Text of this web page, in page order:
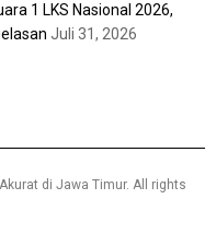
1 LKS Nasional 2026,
Juli 31, 2026
di Jawa Timur. All rights